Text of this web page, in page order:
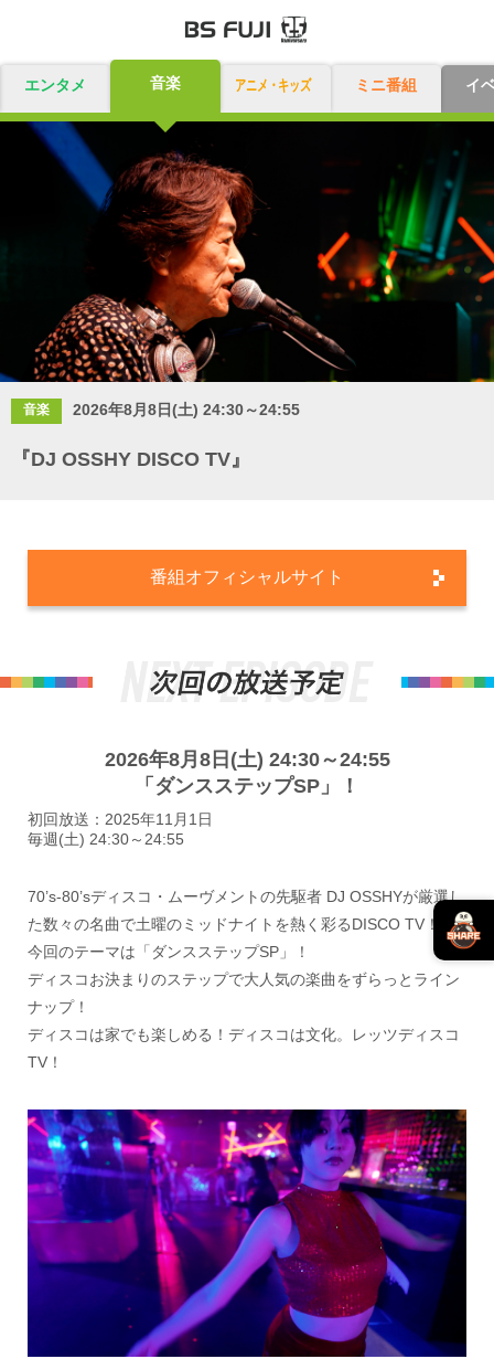
エンタメ 音楽 アニメ・キッズ ミニ番組 イ
音楽 2026年8月8日(土) 24:30～24:55
『DJ OSSHY DISCO TV』
番組オフィシャルサイト
2026年8月8日(土) 24:30～24:55
「ダンスステップSP」！
初回放送：2025年11月1日
毎週(土) 24:30～24:55
70’s-80’sディスコ・ムーヴメントの先駆者 DJ OSSHYが厳選し
た数々の名曲で土曜のミッドナイトを熱く彩るDISCO TV！
今回のテーマは「ダンスステップSP」！
ディスコお決まりのステップで大人気の楽曲をずらっとライン
ナップ！
ディスコは家でも楽しめる！ディスコは文化。レッツディスコ
TV！